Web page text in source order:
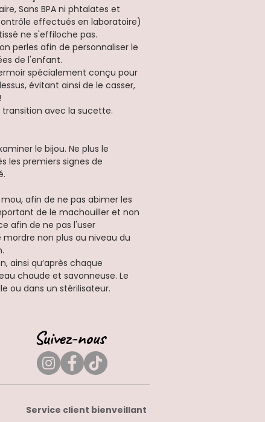
Sans BPA ni phtalates et
effectués en laboratoire)
ne s'effiloche pas.
perles afin de personnaliser le
de l'enfant.
spécialement conçu pour
évitant ainsi de le casser,
transition avec la sucette.
le bijou. Ne plus le
les premiers signes de
afin de ne pas abimer les
de le machouiller et non
afin de ne pas l'user
non plus au niveau du
ainsi qu’après chaque
chaude et savonneuse. Le
ou dans un stérilisateur.
Suivez-nous
Service client bienveillant